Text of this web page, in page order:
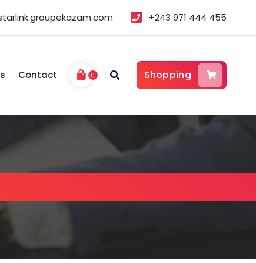
+243 971 444 455
Contact 0 Shopping